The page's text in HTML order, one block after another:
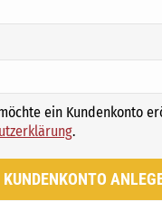
ein Kundenkonto
.
KUNDENKONTO